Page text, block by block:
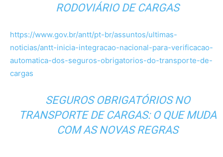
RODOVIÁRIO DE CARGAS
https://www.gov.br/antt/pt-br/assuntos/ultimas-
noticias/antt-inicia-integracao-nacional-para-verificacao-
automatica-dos-seguros-obrigatorios-do-transporte-de-
cargas
SEGUROS OBRIGATÓRIOS NO
TRANSPORTE DE CARGAS: O QUE MUDA
COM AS NOVAS REGRAS